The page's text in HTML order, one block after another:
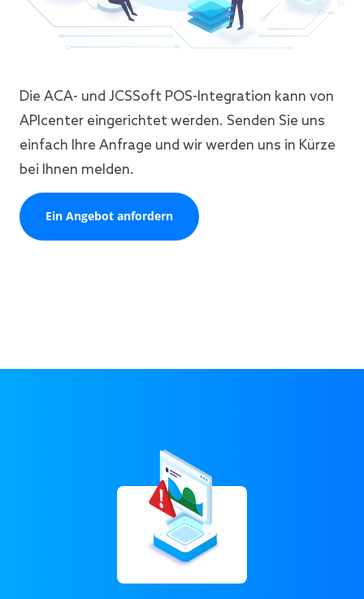
Die ACA- und JCSSoft POS-Integration kann von
APIcenter eingerichtet werden. Senden Sie uns
einfach Ihre Anfrage und wir werden uns in Kürze
bei Ihnen melden.
Ein Angebot anfordern